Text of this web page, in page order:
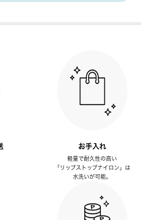
お手入れ
軽量で耐久性の高い
「リップストップナイロン」は
水洗いが可能。